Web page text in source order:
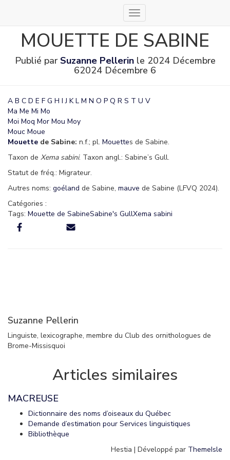
Déplier
la
navigation
MOUETTE DE SABINE
Publié par Suzanne Pellerinle 2024 Décembre
62024 Décembre 6
A B C D E F G H I J K L M N O P Q R S T U V
Ma Me Mi Mo
Moi Moq Mor Mou Moy
Mouc Moue
Mouette de Sabine: n.f.; pl. Mouettes de Sabine.
Taxon de Xema sabini. Taxon angl.: Sabine’s Gull.
Statut de fréq.: Migrateur.
Autres noms: goéland de Sabine, mauve de Sabine (LFVQ 2024).
Catégories :
Tags: Mouette de SabineSabine's GullXema sabini
Suzanne Pellerin
Linguiste, lexicographe, membre du Club des ornithologues de
Brome-Missisquoi
Articles similaires
MACREUSE
Dictionnaire des noms d’oiseaux du Québec
Demande d’estimation pour Services linguistiques
Bibliothèque
Hestia | Développé par ThemeIsle